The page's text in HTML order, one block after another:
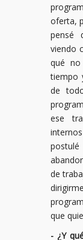
oferta,
pensé
viendo
qué
tiempo
de
ese
de
que
- ¿Y